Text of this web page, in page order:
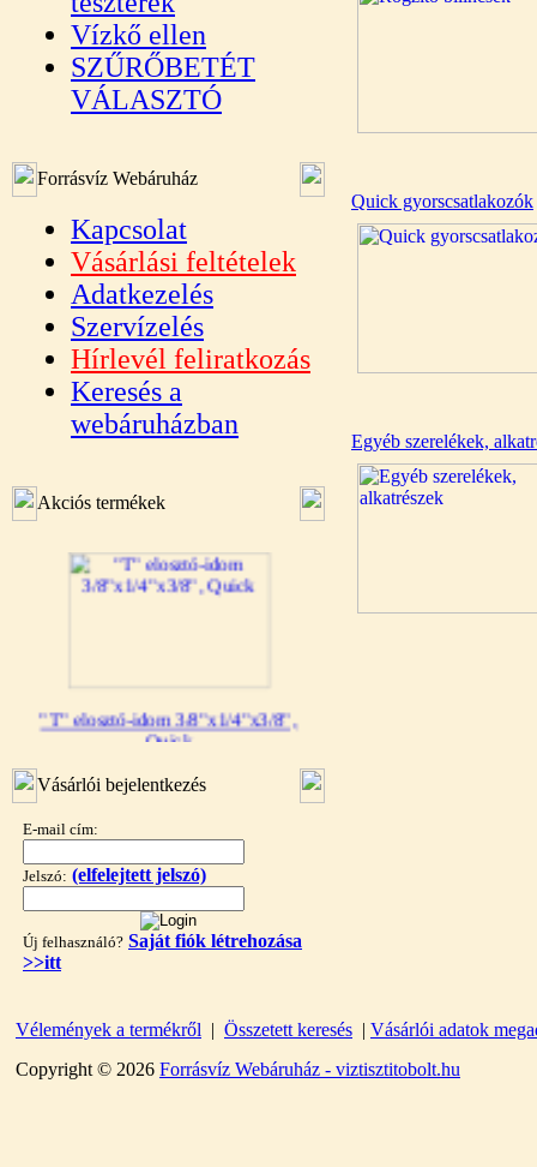
Vízkő ellen
SZŰRŐBETÉT
VÁLASZTÓ
Forrásvíz Webáruház
Kapcsolat
Vásárlási feltételek
Adatkezelés
Szervízelés
Hírlevél feliratkozás
Keresés a
webáruházban
Akciós termékek
"T" elosztó-idom 3/8"x1/4"x3/8",
Quick
360,-Ft
320,-Ft
"T" elosztó-idom 1/4"x3/8"x1/4",
Quick
Vásárlói bejelentkezés
E-mail cím:
Jelszó: (elfelejtett jelszó)
Új felhasználó? Saját fiók létrehozása
>>itt
Quick gyorscsatlakozók
Egyéb szerelékek,
Vélemények a termékről | Összetett keresés | Vásárlói adatok
Copyright © 2026 Forrásvíz Webáruház - viztisztitobolt.hu